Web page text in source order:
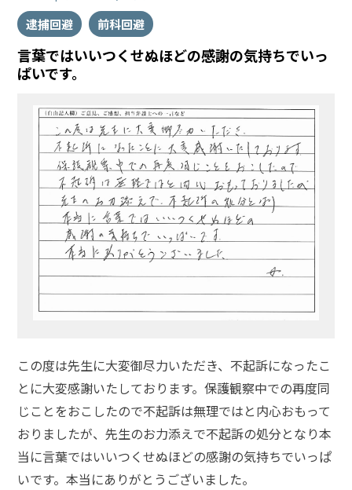
逮捕回避 前科回避
言葉ではいいつくせぬほどの感謝の気持ちでいっ
ぱいです。
この度は先生に大変御尽力いただき、不起訴になったこ
とに大変感謝いたしております。保護観察中での再度同
じことをおこしたので不起訴は無理ではと内心おもって
おりましたが、先生のお力添えで不起訴の処分となり本
当に言葉ではいいつくせぬほどの感謝の気持ちでいっぱ
いです。本当にありがとうございました。